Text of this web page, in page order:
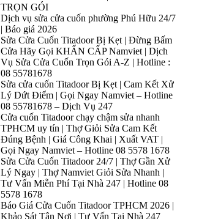
TRỌN GÓI
Dịch vụ sửa cửa cuốn phường Phú Hữu 24/7
| Báo giá 2026
Sửa Cửa Cuốn Titadoor Bị Kẹt | Đừng Bấm
Cửa Hãy Gọi KHẨN CẤP Namviet | Dịch
Vụ Sửa Cửa Cuốn Trọn Gói A-Z | Hotline :
08 55781678
Sửa cửa cuốn Titadoor Bị Kẹt | Cam Kết Xử
Lý Dứt Điểm | Gọi Ngay Namviet – Hotline
08 55781678 – Dịch Vụ 247
Cửa cuốn Titadoor chạy chậm sửa nhanh
TPHCM uy tín | Thợ Giỏi Sửa Cam Kết
Đúng Bệnh | Giá Công Khai | Xuất VAT |
Gọi Ngay Namviet – Hotline 08 5578 1678
Sửa Cửa Cuốn Titadoor 24/7 | Thợ Gần Xử
Lý Ngay | Thợ Namviet Giỏi Sửa Nhanh |
Tư Vấn Miễn Phí Tại Nhà 247 | Hotline 08
5578 1678
Báo Giá Cửa Cuốn Titadoor TPHCM 2026 |
Khảo Sát Tận Nơi | Tư Vấn Tại Nhà 247